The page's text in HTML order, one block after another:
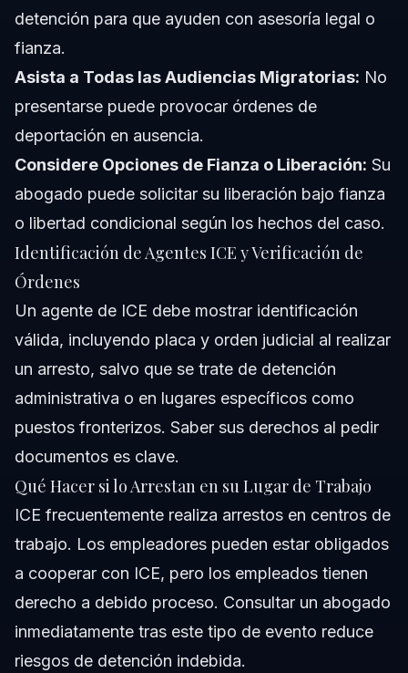
detención para que ayuden con asesoría legal o
fianza.
Asista a Todas las Audiencias Migratorias: No
presentarse puede provocar órdenes de
deportación en ausencia.
Considere Opciones de Fianza o Liberación: Su
abogado puede solicitar su liberación bajo fianza
o libertad condicional según los hechos del caso.
Identificación de Agentes ICE y Verificación de
Órdenes
Un agente de ICE debe mostrar identificación
válida, incluyendo placa y orden judicial al realizar
un arresto, salvo que se trate de detención
administrativa o en lugares específicos como
puestos fronterizos. Saber sus derechos al pedir
documentos es clave.
Qué Hacer si lo Arrestan en su Lugar de Trabajo
ICE frecuentemente realiza arrestos en centros de
trabajo. Los empleadores pueden estar obligados
a cooperar con ICE, pero los empleados tienen
derecho a debido proceso. Consultar un abogado
inmediatamente tras este tipo de evento reduce
riesgos de detención indebida.